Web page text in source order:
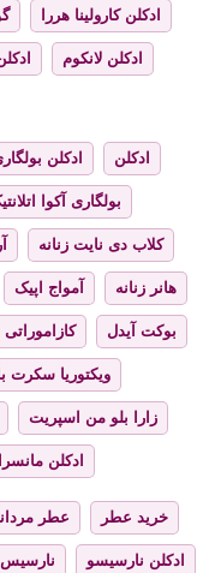
ادکلن کارولینا هررا
ادکلن لانکوم
ادکلن ادکلن
بولگاری آکوا
کلاب دی نایت زنانه
هانر زنانه آمواج اپیک
بوکت آیدل کازاموراتی
ویکتوریا
زارا بلو من اسپریت
ادکلن مانسرا
خرید عطر عطر
ادکلن نارسیسو